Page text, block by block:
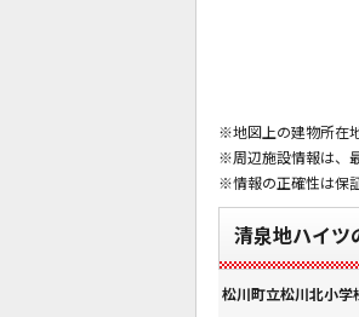
※地図上の建物所在
※周辺施設情報は、
※情報の正確性は保
清泉地ハイツ
松川町立松川北小学